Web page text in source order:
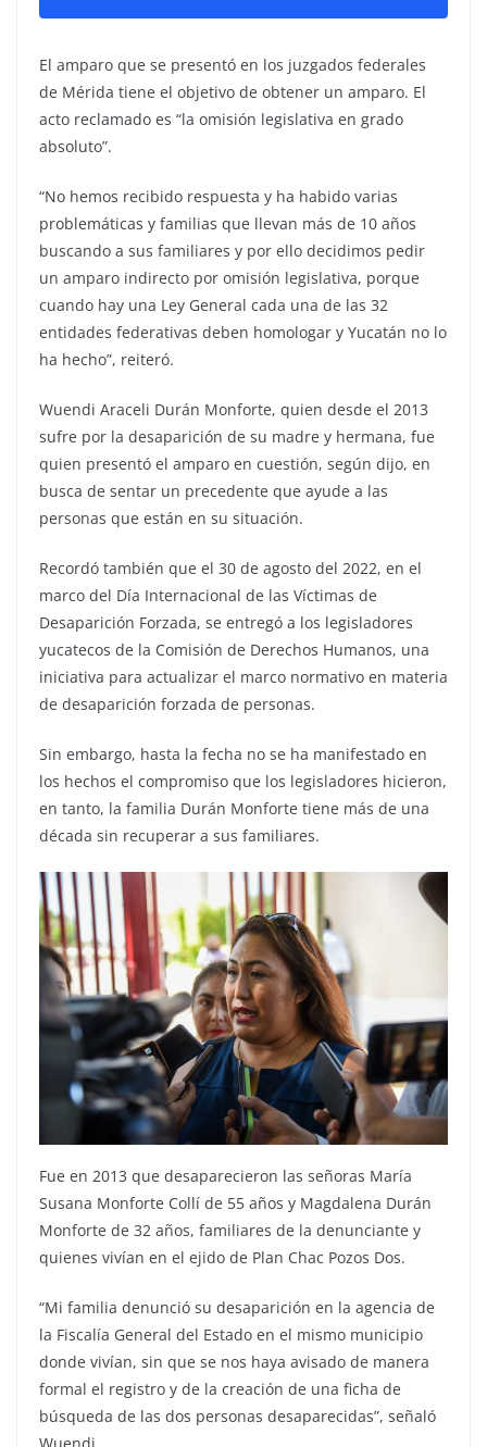
El amparo que se presentó en los juzgados federales
de Mérida tiene el objetivo de obtener un amparo. El
acto reclamado es “la omisión legislativa en grado
absoluto”.
“No hemos recibido respuesta y ha habido varias
problemáticas y familias que llevan más de 10 años
buscando a sus familiares y por ello decidimos pedir
un amparo indirecto por omisión legislativa, porque
cuando hay una Ley General cada una de las 32
entidades federativas deben homologar y Yucatán no lo
ha hecho”, reiteró.
Wuendi Araceli Durán Monforte, quien desde el 2013
sufre por la desaparición de su madre y hermana, fue
quien presentó el amparo en cuestión, según dijo, en
busca de sentar un precedente que ayude a las
personas que están en su situación.
Recordó también que el 30 de agosto del 2022, en el
marco del Día Internacional de las Víctimas de
Desaparición Forzada, se entregó a los legisladores
yucatecos de la Comisión de Derechos Humanos, una
iniciativa para actualizar el marco normativo en materia
de desaparición forzada de personas.
Sin embargo, hasta la fecha no se ha manifestado en
los hechos el compromiso que los legisladores hicieron,
en tanto, la familia Durán Monforte tiene más de una
década sin recuperar a sus familiares.
Fue en 2013 que desaparecieron las señoras María
Susana Monforte Collí de 55 años y Magdalena Durán
Monforte de 32 años, familiares de la denunciante y
quienes vivían en el ejido de Plan Chac Pozos Dos.
“Mi familia denunció su desaparición en la agencia de
la Fiscalía General del Estado en el mismo municipio
donde vivían, sin que se nos haya avisado de manera
formal el registro y de la creación de una ficha de
búsqueda de las dos personas desaparecidas”, señaló